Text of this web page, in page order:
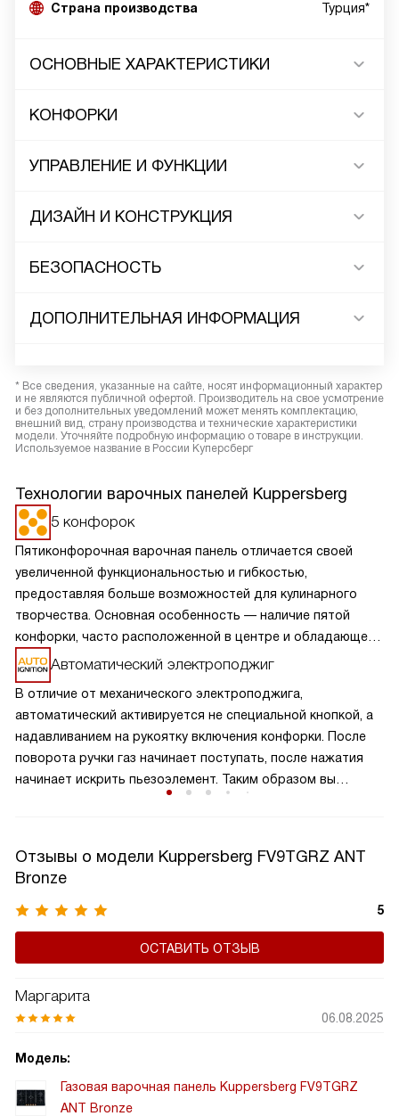
Страна производства Турция*
ОСНОВНЫЕ ХАРАКТЕРИСТИКИ
КОНФОРКИ
УПРАВЛЕНИЕ И ФУНКЦИИ
ДИЗАЙН И КОНСТРУКЦИЯ
БЕЗОПАСНОСТЬ
ДОПОЛНИТЕЛЬНАЯ ИНФОРМАЦИЯ
* Все сведения, указанные на сайте, носят информационный характер
и не являются публичной офертой. Производитель на свое усмотрение
и без дополнительных уведомлений может менять комплектацию,
внешний вид, страну производства и технические характеристики
модели. Уточняйте подробную информацию о товаре в инструкции.
Используемое название в России Куперсберг
Технологии варочных панелей Kuppersberg
5 конфорок
Пятиконфорочная варочная панель отличается своей
увеличенной функциональностью и гибкостью,
предоставляя больше возможностей для кулинарного
творчества. Основная особенность — наличие пятой
конфорки, часто расположенной в центре и обладающей
большей мощностью или специальной формой для
больших кастрюль и сковород. Это позволяет
одновременно готовить разнообразные блюда,
оптимизируя процесс приготовления. Такая панель
идеально подходит для больших семей или любителей
часто готовить, обеспечивая удобство и эффективность
на кухне.
Автоматический электроподжиг
В отличие от механического электроподжига,
автоматический активируется не специальной кнопкой, а
надавливанием на рукоятку включения конфорки. После
поворота ручки газ начинает поступать, после нажатия
начинает искрить пьезоэлемент. Таким образом вы
Отзывы о модели Kuppersberg FV9TGRZ ANT
Bronze
5
ОСТАВИТЬ ОТЗЫВ
Маргарита
06.08.2025
Модель:
Газовая варочная панель Kuppersberg FV9TGRZ
ANT Bronze